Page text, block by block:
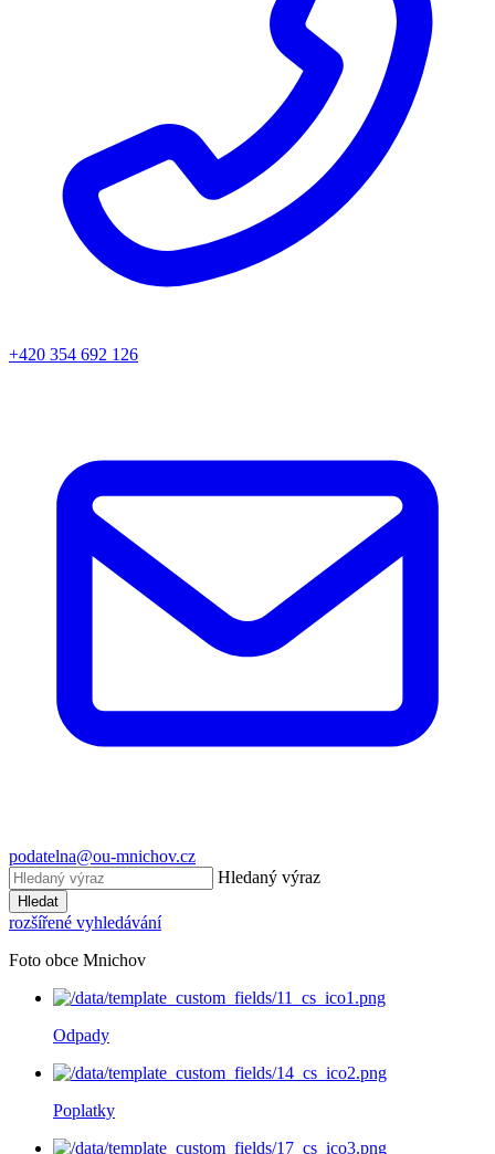
+420 354 692 126
podatelna@ou-mnichov.cz
Hledaný výraz
Hledat
rozšířené vyhledávání
Foto obce Mnichov
Odpady
Poplatky